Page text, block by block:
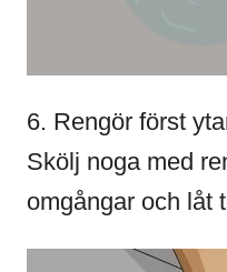
6. Rengör först
Skölj noga med
omgångar och låt